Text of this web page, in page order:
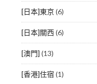
[日本]東京(6)
[日本]關西(6)
[澳門] (13)
[香港]住宿 (1)